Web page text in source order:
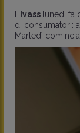
L’Ivass lunedì fa
di consumatori:
Martedì